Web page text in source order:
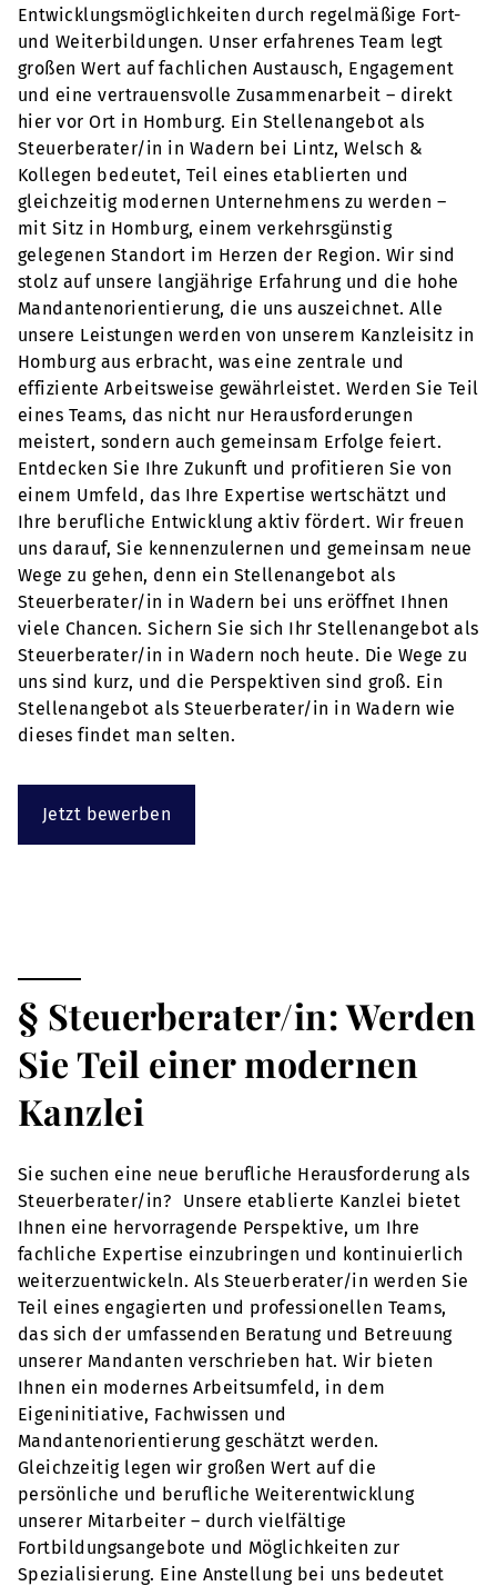
Entwicklungsmöglichkeiten durch regelmäßige Fort-
und Weiterbildungen. Unser erfahrenes Team legt
großen Wert auf fachlichen Austausch, Engagement
und eine vertrauensvolle Zusammenarbeit – direkt
hier vor Ort in Homburg. Ein Stellenangebot als
Steuerberater/in in Wadern bei Lintz, Welsch &
Kollegen bedeutet, Teil eines etablierten und
gleichzeitig modernen Unternehmens zu werden –
mit Sitz in Homburg, einem verkehrsgünstig
gelegenen Standort im Herzen der Region. Wir sind
stolz auf unsere langjährige Erfahrung und die hohe
Mandantenorientierung, die uns auszeichnet. Alle
unsere Leistungen werden von unserem Kanzleisitz in
Homburg aus erbracht, was eine zentrale und
effiziente Arbeitsweise gewährleistet. Werden Sie Teil
eines Teams, das nicht nur Herausforderungen
meistert, sondern auch gemeinsam Erfolge feiert.
Entdecken Sie Ihre Zukunft und profitieren Sie von
einem Umfeld, das Ihre Expertise wertschätzt und
Ihre berufliche Entwicklung aktiv fördert. Wir freuen
uns darauf, Sie kennenzulernen und gemeinsam neue
Wege zu gehen, denn ein Stellenangebot als
Steuerberater/in in Wadern bei uns eröffnet Ihnen
viele Chancen. Sichern Sie sich Ihr Stellenangebot als
Steuerberater/in in Wadern noch heute. Die Wege zu
uns sind kurz, und die Perspektiven sind groß. Ein
Stellenangebot als Steuerberater/in in Wadern wie
dieses findet man selten.
Jetzt bewerben
§ Steuerberater/in: Werden
Sie Teil einer modernen
Kanzlei
Sie suchen eine neue berufliche Herausforderung als
Steuerberater/in? Unsere etablierte Kanzlei bietet
Ihnen eine hervorragende Perspektive, um Ihre
fachliche Expertise einzubringen und kontinuierlich
weiterzuentwickeln. Als Steuerberater/in werden Sie
Teil eines engagierten und professionellen Teams,
das sich der umfassenden Beratung und Betreuung
unserer Mandanten verschrieben hat. Wir bieten
Ihnen ein modernes Arbeitsumfeld, in dem
Eigeninitiative, Fachwissen und
Mandantenorientierung geschätzt werden.
Gleichzeitig legen wir großen Wert auf die
persönliche und berufliche Weiterentwicklung
unserer Mitarbeiter – durch vielfältige
Fortbildungsangebote und Möglichkeiten zur
Spezialisierung. Eine Anstellung bei uns bedeutet